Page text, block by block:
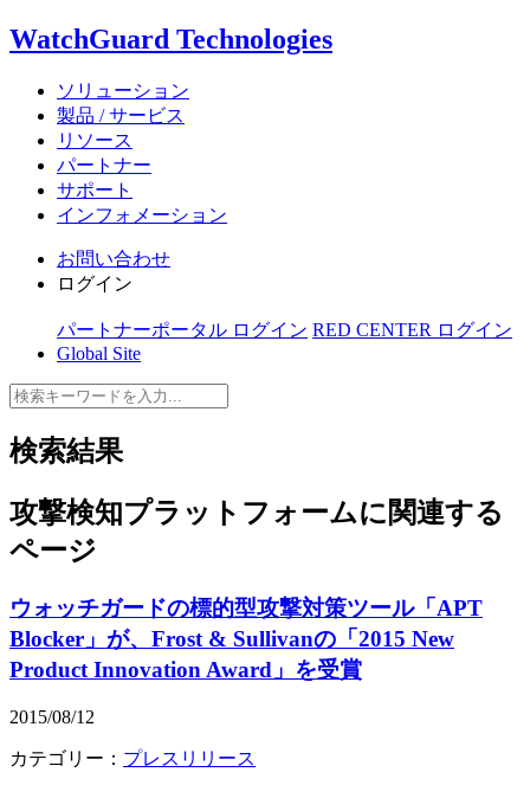
WatchGuard Technologies
ソリューション
製品 / サービス
リソース
パートナー
サポート
インフォメーション
お問い合わせ
ログイン
パートナーポータル ログイン RED CENTER ログイン
Global Site
検索結果
攻撃検知プラットフォームに関連する
ページ
ウォッチガードの標的型攻撃対策ツール「APT
Blocker」が、Frost & Sullivanの「2015 New
Product Innovation Award」を受賞
2015/08/12
カテゴリー： プレスリリース